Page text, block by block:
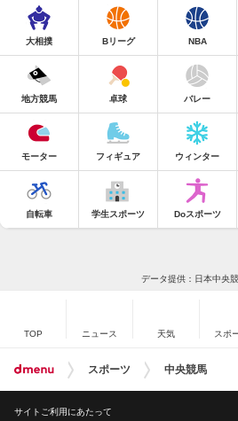
大相撲 Bリーグ NBA
地方競馬 卓球 バレー
モーター フィギュア ウィンター
自転車 学生スポーツ Doスポーツ
データ提供：日本中央
TOP ニュース 天気 スポ
スポーツ 中央競馬
サイトご利用にあたって